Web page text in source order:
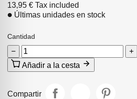
13,95 € Tax included
Últimas unidades en stock
Cantidad
−
+
Añadir a la cesta
Compartir